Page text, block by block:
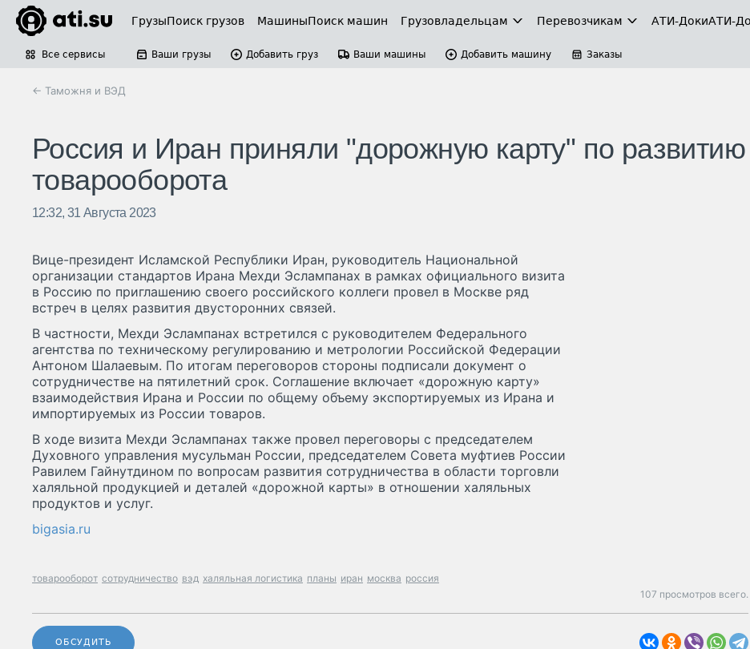
ГрузыПоиск грузов МашиныПоиск машин Грузовладельцам Перевозчикам АТИ-ДокиАТИ-
Все сервисы Ваши грузы Добавить груз Ваши машины Добавить машину Заказы
← Таможня и ВЭД
Россия и Иран приняли "дорожную карту" по развитию
товарооборота
12:32, 31 Августа 2023
Вице-президент Исламской Республики Иран, руководитель Национальной
организации стандартов Ирана Мехди Эслампанах в рамках официального визита
в Россию по приглашению своего российского коллеги провел в Москве ряд
встреч в целях развития двусторонних связей.
В частности, Мехди Эслампанах встретился с руководителем Федерального
агентства по техническому регулированию и метрологии Российской Федерации
Антоном Шалаевым. По итогам переговоров стороны подписали документ о
сотрудничестве на пятилетний срок. Соглашение включает «дорожную карту»
взаимодействия Ирана и России по общему объему экспортируемых из Ирана и
импортируемых из России товаров.
В ходе визита Мехди Эслампанах также провел переговоры с председателем
Духовного управления мусульман России, председателем Совета муфтиев России
Равилем Гайнутдином по вопросам развития сотрудничества в области торговли
халяльной продукцией и деталей «дорожной карты» в отношении халяльных
продуктов и услуг.
bigasia.ru
товарооборот сотрудничество вэд халяльная логистика планы иран москва россия
107 просмотров всего.
ОБСУДИТЬ